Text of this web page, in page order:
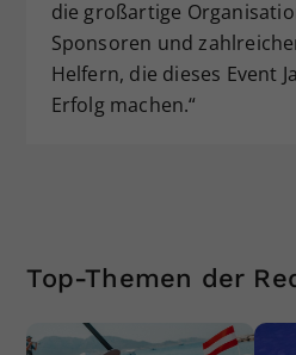
die großartige
Sponsoren und
Helfern, die dieses Event
Erfolg machen.“
Top-Themen der